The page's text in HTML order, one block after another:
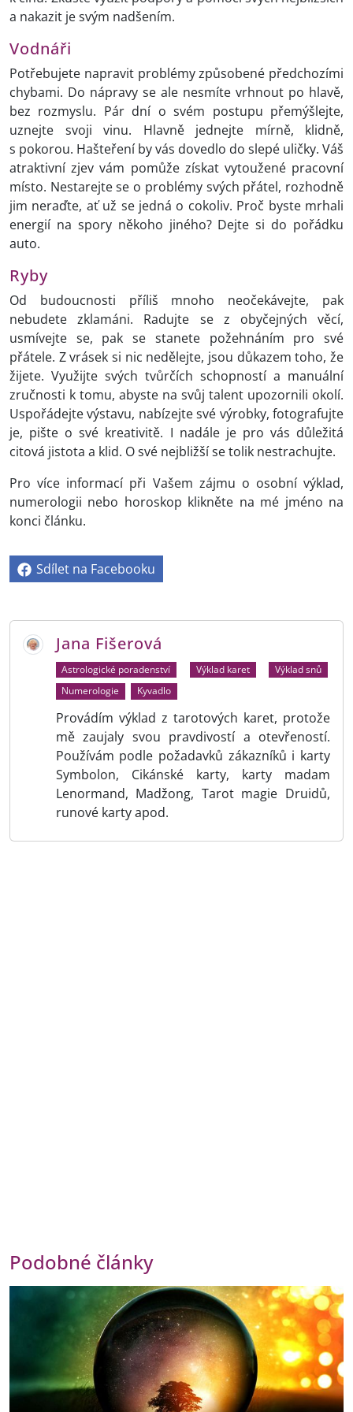
a nakazit je svým nadšením.
Vodnáři
Potřebujete napravit problémy způsobené předchozími
chybami. Do nápravy se ale nesmíte vrhnout po hlavě,
bez rozmyslu. Pár dní o svém postupu přemýšlejte,
uznejte svoji vinu. Hlavně jednejte mírně, klidně,
s pokorou. Hašteření by vás dovedlo do slepé uličky. Váš
atraktivní zjev vám pomůže získat vytoužené pracovní
místo. Nestarejte se o problémy svých přátel, rozhodně
jim neraďte, ať už se jedná o cokoliv. Proč byste mrhali
energií na spory někoho jiného? Dejte si do pořádku
auto.
Ryby
Od budoucnosti příliš mnoho neočekávejte, pak
nebudete zklamáni. Radujte se z obyčejných věcí,
usmívejte se, pak se stanete požehnáním pro své
přátele. Z vrásek si nic nedělejte, jsou důkazem toho, že
žijete. Využijte svých tvůrčích schopností a manuální
zručnosti k tomu, abyste na svůj talent upozornili okolí.
Uspořádejte výstavu, nabízejte své výrobky, fotografujte
je, pište o své kreativitě. I nadále je pro vás důležitá
citová jistota a klid. O své nejbližší se tolik nestrachujte.
Pro více informací při Vašem zájmu o osobní výklad,
numerologii nebo horoskop klikněte na mé jméno na
konci článku.
Sdílet na Facebooku
Jana Fišerová
Astrologické poradenství Výklad karet
Výklad snů
Numerologie
Kyvadlo
Provádím výklad z tarotových karet, protože
mě zaujaly svou pravdivostí a otevřeností.
Používám podle požadavků zákazníků i karty
Symbolon, Cikánské karty, karty madam
Lenormand, Madžong, Tarot magie Druidů,
runové karty apod.
Podobné články